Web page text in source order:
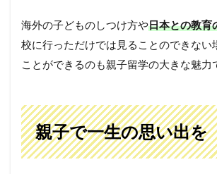
海外の子どものしつけ方や日本との教育
校に行っただけでは見ることのできない
ことができるのも親子留学の大きな魅力
親子で一生の思い出を